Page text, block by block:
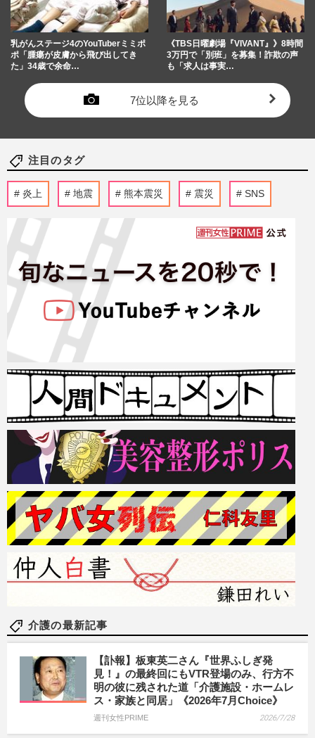
乳がんステージ4のYouTuberミミポ
ポ「腫瘍が皮膚から飛び出してき
た」34歳で余命…
《TBS日曜劇場『VIVANT』》8時間
3万円で「別班」を募集！詐欺の声
も「求人は事実…
7位以降を見る
注目のタグ
炎上 地震 熊本震災 震災 SNS
介護の最新記事
【訃報】板東英二さん『世界ふしぎ発
見！』の最終回にもVTR登場のみ、行方不
明の彼に残された道「介護施設・ホームレ
ス・家族と同居」《2026年7月Choice》
週刊女性PRIME 2026/7/28